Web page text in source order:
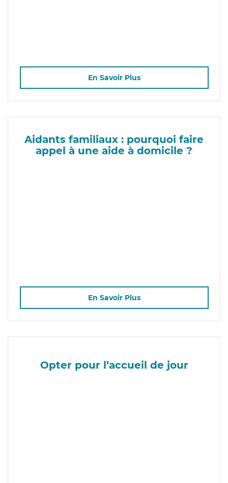
En Savoir Plus
Aidants familiaux : pourquoi faire
appel à une aide à domicile ?
En Savoir Plus
Opter pour l’accueil de jour